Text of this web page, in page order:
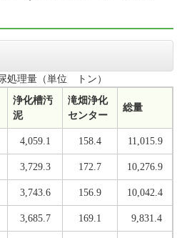
処理量（単位 トン）
浄化槽汚
泥
滝畑浄化
センター
総量
4,059.1 158.4 11,015.9
3,729.3 172.7 10,276.9
3,743.6 156.9 10,042.4
3,685.7 169.1 9,831.4